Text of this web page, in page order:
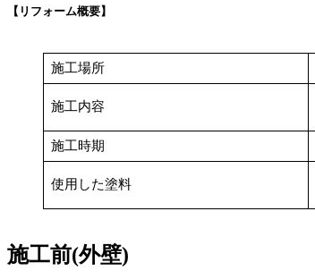
【リフォーム概要】
施工場所
施工内容
施工時期
使用した塗料
施工前(外壁)